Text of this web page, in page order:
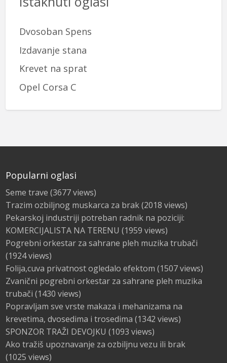
Dvosoban Spens
Izdavanje stana
Krevet na sprat
Opel Corsa C
Popularni oglasi
Seme trave (3677 views)
Trazim ozbiljnog muskarca za brak(2018 views)
Pekarskoj industriji potreban radnik na poziciji:
KOMERCIJALISTA NA TERENU (1959 views)
Pogrebni orkestar za sahrane pleh muzika trubači
(1924 views)
Folija,cuva privatnost ogledalo efektom (1507 views)
Zvanični pogrebni orkestar za sahrane pleh muzika
trubači (1430 views)
Popravljam sve vrste makaza i mehanizama na
krevetima, dvosedima i trosedima (1342 views)
SPONZOR TRAŽI DEVOJKU (1093 views)
Ako tražiš upoznavanje za ozbiljnu vezu ili brak
(1025 views)